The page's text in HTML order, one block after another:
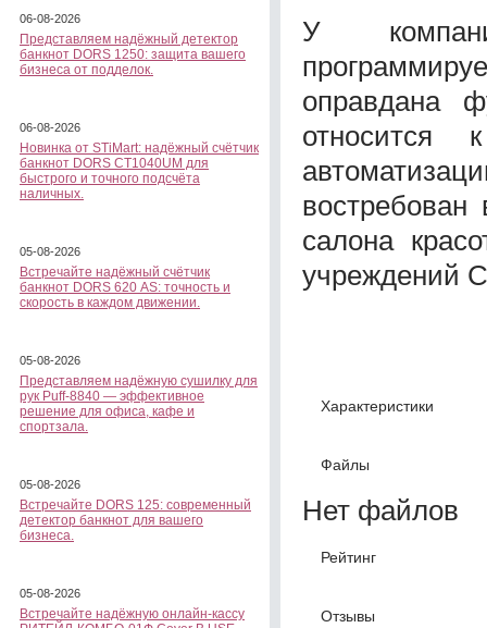
06-08-2026
Представляем надёжный детектор
банкнот DORS 1250: защита вашего
бизнеса от подделок.
06-08-2026
Новинка от STiMart: надёжный счётчик
банкнот DORS CT1040UM для
быстрого и точного подсчёта
наличных.
05-08-2026
Встречайте надёжный счётчик
банкнот DORS 620 АS: точность и
скорость в каждом движении.
05-08-2026
Представляем надёжную сушилку для
рук Puff-8840 — эффективное
решение для офиса, кафе и
спортзала.
05-08-2026
Встречайте DORS 125: современный
детектор банкнот для вашего
бизнеса.
05-08-2026
Встречайте надёжную онлайн-кассу
У
оправдана
относится
салона
учреждений
Характеристики
Файлы
Нет файлов
Рейтинг
Отзывы